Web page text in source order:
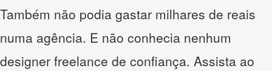
Também não podia gastar milhares de reais
numa agência. E não conhecia nenhum
designer freelance de confiança. Assista ao